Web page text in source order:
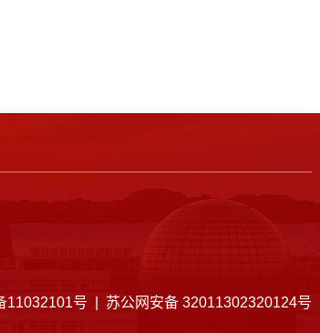
号 | 苏公网安备 32011302320124号